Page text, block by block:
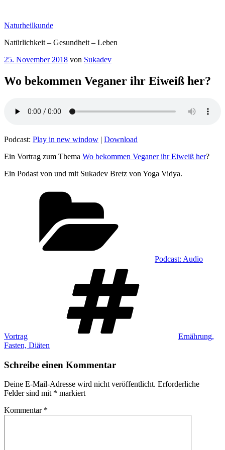
springen
Naturheilkunde
Natürlichkeit – Gesundheit – Leben
Veröffentlicht
25. November 2018 von Sukadev
Wo bekommen Veganer ihr Eiweiß her?
Podcast: Play in new window | Download
Ein Vortrag zum Thema Wo bekommen Veganer ihr Eiweiß her?
Ein Podast von und mit Sukadev Bretz von Yoga Vidya.
Podcast: Audio
Vortrag
Ernährung,
Fasten, Diäten
Schreibe einen Kommentar
Deine E-Mail-Adresse wird nicht veröffentlicht. Erforderliche
Felder sind mit * markiert
Kommentar *